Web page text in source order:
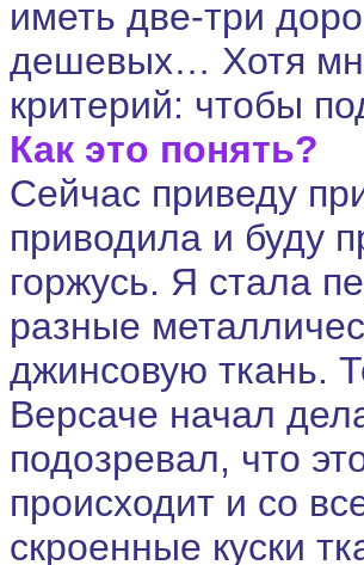
иметь две-три
дешевых… Хотя
критерий: чтобы
Как это понять?
Сейчас приведу
приводила и буду
горжусь. Я стала
разные
джинсовую ткань.
Версаче начал
подозревал, что
происходит и со
скроенные куски